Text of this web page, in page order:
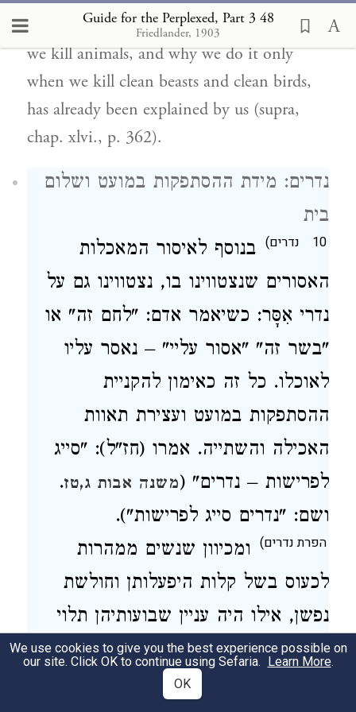
Guide for the Perplexed, Part 3 48
Friedlander, 1903
The reason why we cover the blood when
we kill animals, and why we do it only
when we kill clean beasts and clean birds,
has already been explained by us (supra,
chap. xlvi., p. 362).
נדרים: מידת ההסתפקות במועט ושלום
בית
10 נדרים) בנוסף לאיסור המאכלות
האסורים שנצטווינו בו, נצטווינו גם על
נדרי אִסָּר: כשיאמר אדם: "לחם זה" או
"בשר זה" "אסור עליי" – נאסר עליו
לאוכלו. כל זה כאימון להקניית
ההסתפקות במועט ועצירת תאוות
האכילה והשתייה. אמרו (חז"ל): "סייג
לפרישות – נדרים" (משנה אבות ג,טז.
ושם: "נדרים סייג לפרישות").
הפרת נדרים) ומכיוון שנשים ממהרות
לכעוס בשל קלות היפעלותן וחולשת
נפשן, אילו היה עניין שבועותיהן תלוי
בהן היה הדבר גורם לסבל גדול בבית
ופירוד וקלקול הסדר, כשמין מאכל
We use cookies to give you the best experience possible on
our site. Click OK to continue using Sefaria. Learn More.
OK